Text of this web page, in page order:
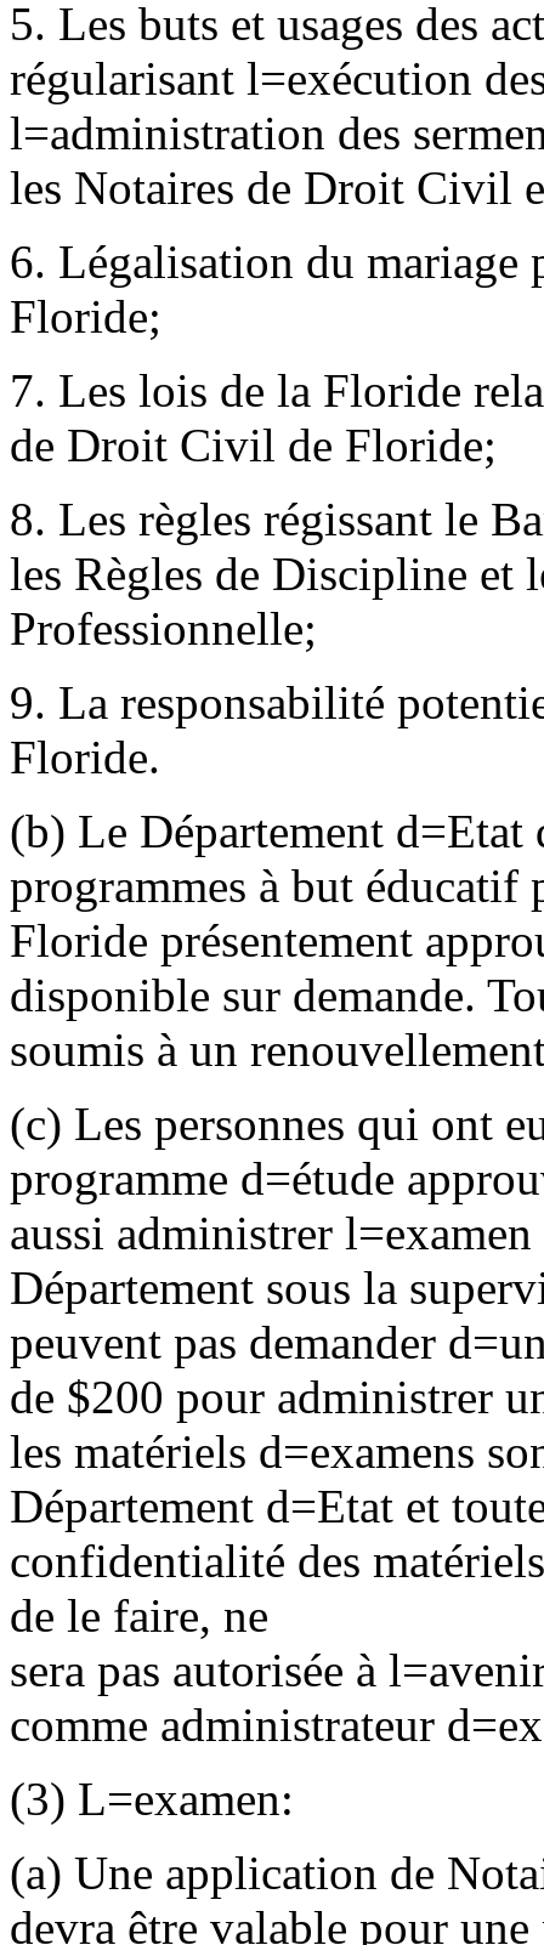
5. Les buts et usages des
régularisant l=exécution
l=administration des
les Notaires de Droit Civil
6. Légalisation du
Floride;
7. Les lois de la Floride
de Droit Civil de Floride;
8. Les règles régissant le
les Règles de Discipline et
Professionnelle;
9. La responsabilité
Floride.
(b) Le Département d=Etat
programmes à but
Floride présentement
disponible sur demande.
soumis à un
(c) Les personnes qui ont
programme d=étude
aussi administrer l=
Département sous la
peuvent pas demander d=
de $200 pour administrer
les matériels d=examens
Département d=Etat et
confidentialité des
de le faire, ne
sera pas autorisée à l=
comme administrateur d=
(3) L=examen:
(a) Une application de
devra être valable pour